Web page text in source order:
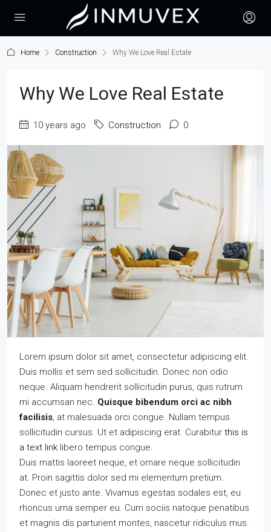
Home Construction Why We Love Real Estate
Why We Love Real Estate
10 years ago Construction 0
Lorem ipsum dolor sit amet, consectetur adipiscing elit.
Duis mollis et sem sed sollicitudin. Donec non odio
neque. Aliquam hendrerit sollicitudin purus, quis rutrum
mi accumsan nec. Quisque bibendum orci ac nibh
facilisis, at malesuada orci congue. Nullam tempus
sollicitudin cursus. Ut et adipiscing erat. Curabitur this is
a text link libero tempus congue.
Duis mattis laoreet neque, et ornare neque sollicitudin
at. Proin sagittis dolor sed mi elementum pretium.
Donec et justo ante. Vivamus egestas sodales est, eu
rhoncus urna semper eu. Cum sociis natoque penatibus
et magnis dis parturient montes, nascetur ridiculus mus.